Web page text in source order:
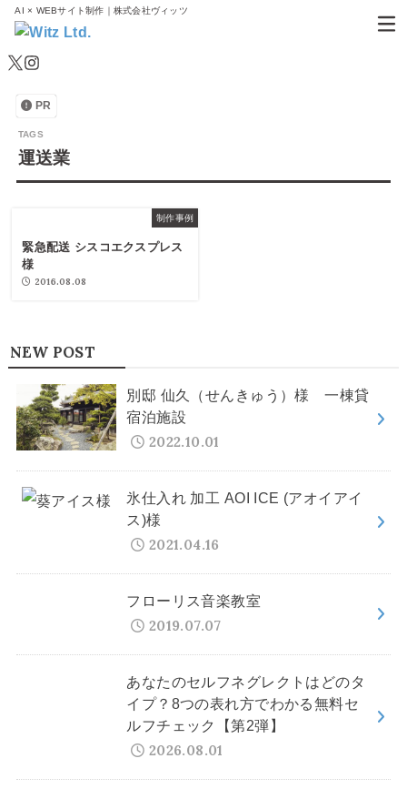
AI × WEBサイト制作｜株式会社ヴィッツ
PR
運送業
制作事例
緊急配送 シスコエクスプレス
様
2016.08.08
NEW POST
別邸 仙久（せんきゅう）様 一棟貸
宿泊施設
2022.10.01
氷仕入れ 加工 AOI ICE (アオイアイ
ス)様
2021.04.16
フローリス音楽教室
2019.07.07
あなたのセルフネグレクトはどのタ
イプ？8つの表れ方でわかる無料セ
ルフチェック【第2弾】
2026.08.01